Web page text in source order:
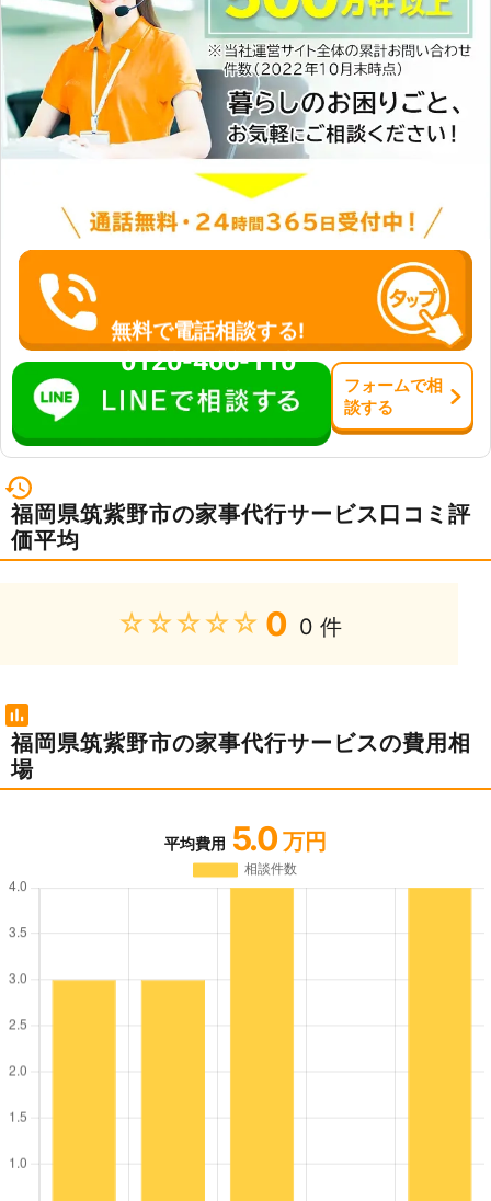
無料で電話相談する!
0120-466-110
フォームで相
談する
福岡県筑紫野市の家事代行サービス口コミ評
価平均
★★★★★ 0 0 件
福岡県筑紫野市の家事代行サービスの費用相
場
平均費用 5.0 万円